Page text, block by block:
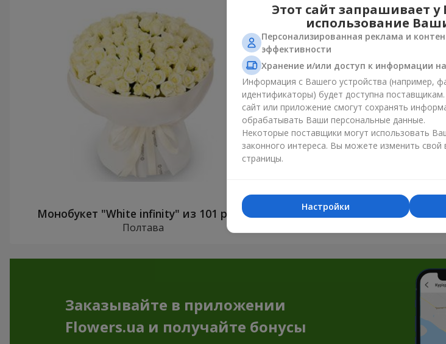
Монобукет "White infinity" из 101 розы
Полтава
Все фото доставок
Заказывайте в приложении
Flowers.ua и получайте бонусы
Этот сайт запрашивает у
использование
Персонализированная реклама и
эффективности
Хранение и/или доступ к информации
Информация с Вашего устройства (например,
идентификаторы) будет доступна
сайт или приложение смогут сохранять
обрабатывать Ваши персональные данные.
Некоторые поставщики могут использовать
законного интереса. Вы можете изменить
страницы.
Настройки